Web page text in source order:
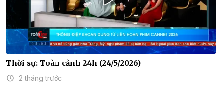
Thời sự: Toàn cảnh 24h (24/5/2026)
2 tháng trước